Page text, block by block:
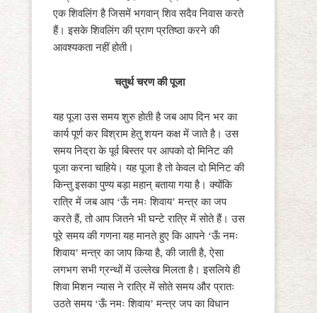
एक शिवलिंग है जिसमें भगवान् शिव सदैव निवास करते
हैं। इसके शिवलिंग की प्राण प्रतिष्ठा करने की
आवश्यकता नहीं होती।
चतुर्थ चरण की पूजा
यह पूजा उस समय शुरु होती है जब आप दिन भर का
कार्य पूर्ण कर विश्राम हेतु शयन कक्ष में जाते है। उस
समय निद्रा के पूर्व बिस्तर पर आपको दो मिनिट की
पूजा करना चाहिये। यह पूजा है तो केवल दो मिनिट की
किन्तु इसका पुण्य बड़ा महान् बताया गया है। क्योंकि
रात्रि में जब आप ‘ऊँ नमः शिवाय’ मन्त्र का जप
करते हैं, तो आप जितने भी घन्टे रात्रि में सोते हैं। उस
पूरे समय की गणना यह मानते हुए कि आपने ‘ऊँ नमः
शिवाय’ मन्त्र का जाप किया है, की जाती है, ऐसा
लगभग सभी ग्रन्थों में उल्लेख मिलता है। इसलिये ही
शिवा मिशन न्यास ने रात्रि में सोते समय और प्रातः
उठते समय ‘ऊँ नमः शिवाय’ मन्त्र जप का विधान